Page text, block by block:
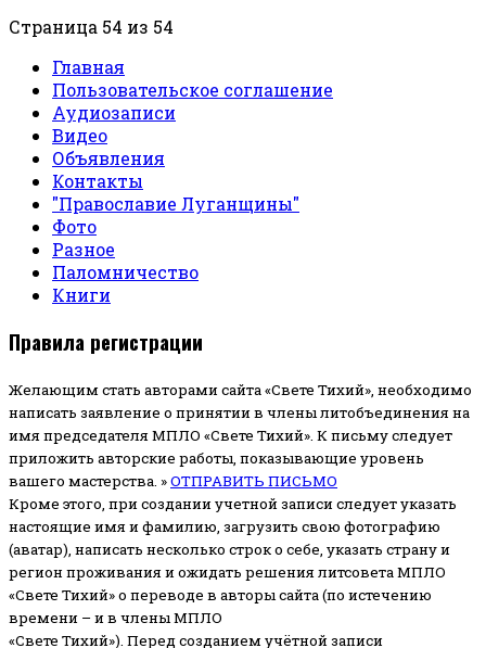
Страница 54 из 54
Главная
Пользовательское соглашение
Аудиозаписи
Видео
Объявления
Контакты
"Православие Луганщины"
Фото
Разное
Паломничество
Книги
Правила регистрации
Желающим стать авторами сайта «Свете Тихий», необходимо
написать заявление о принятии в члены литобъединения на
имя председателя МПЛО «Свете Тихий». К письму следует
приложить авторские работы, показывающие уровень
вашего мастерства. »ОТПРАВИТЬ ПИСЬМО
Кроме этого, при создании учетной записи следует указать
настоящие имя и фамилию, загрузить свою фотографию
(аватар), написать несколько строк о себе, указать страну и
регион проживания и ожидать решения литсовета МПЛО
«Свете Тихий» о переводе в авторы сайта (по истечению
времени – и в члены МПЛО
«Свете Тихий»). Перед созданием учётной записи